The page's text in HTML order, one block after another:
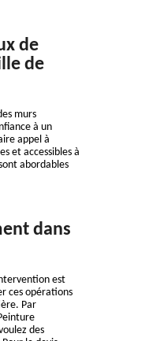
de
de
murs
à un
appel à
et accessibles à
abordables
dans
est
ces opérations
Par
des